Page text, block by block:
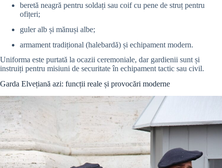
beretă neagră pentru soldați sau coif cu pene de struț pentru
ofițeri;
guler alb și mănuși albe;
armament tradițional (halebardă) și echipament modern.
Uniforma este purtată la ocazii ceremoniale, dar gardienii sunt și
instruiți pentru misiuni de securitate în echipament tactic sau civil.
Garda Elvețiană azi: funcții reale și provocări moderne